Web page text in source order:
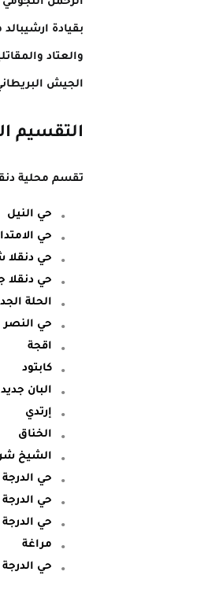
بقيادة
والعتاد
الجيش
التقسيم
تقسم محلية
حي النيل
حي
حي دنقلا
حي دنقلا
الحلة
حي النصر
اقجة
كابتود
البان جديد
إرتدي
الخناق
الشيخ
حي الدرجة
حي الدرجة
حي الدرجة
مراغة
حي الدرجة